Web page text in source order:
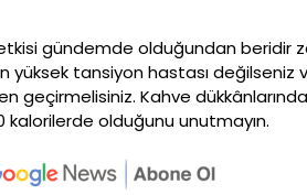
etkisi gündemde olduğundan beridir
yüksek tansiyon hastası
geçirmelisiniz. Kahve
kalorilerde olduğunu unutmayın.